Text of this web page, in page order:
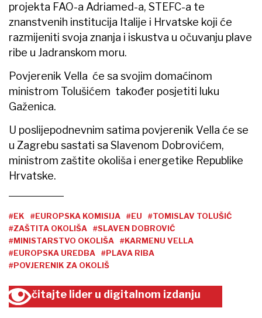
projekta FAO-a Adriamed-a, STEFC-a te
znanstvenih institucija Italije i Hrvatske koji će
razmijeniti svoja znanja i iskustva u očuvanju plave
ribe u Jadranskom moru.
Povjerenik Vella će sa svojim domaćinom
ministrom Tolušićem također posjetiti luku
Gaženica.
U poslijepodnevnim satima povjerenik Vella će se
u Zagrebu sastati sa Slavenom Dobrovićem,
ministrom zaštite okoliša i energetike Republike
Hrvatske.
#EK #EUROPSKA KOMISIJA #EU
#TOMISLAV TOLUŠIĆ
#ZAŠTITA OKOLIŠA
#SLAVEN DOBROVIĆ
#MINISTARSTVO OKOLIŠA
#KARMENU VELLA
#EUROPSKA UREDBA
#PLAVA RIBA
#POVJERENIK ZA OKOLIŠ
čitajte lider u digitalnom izdanju